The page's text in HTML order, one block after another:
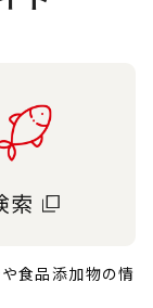
食品添加物の情